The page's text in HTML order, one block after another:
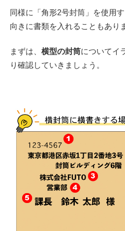
同様に「角形2号封筒」を使用
向きに書類を入れることもあり
まずは、 横型の封筒についてイ
り確認していきましょう。